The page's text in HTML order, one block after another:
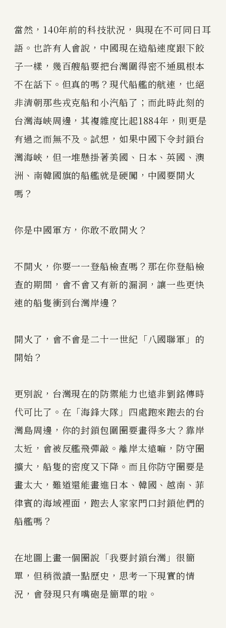
當然，140年前的科技狀況，與現在不可同日耳
語。也許有人會說，中國現在造船速度跟下餃
子一樣，幾百艘船要把台灣圍得密不通風根本
不在話下。但真的嗎？現代船艦的航速，也絕
非清朝那些戎克船和小汽船了；而此時此刻的
台灣海峽周邊，其複雜度比起1884年，則更是
有過之而無不及。試想，如果中國下令封鎖台
灣海峽，但一堆懸掛著美國、日本、英國、澳
洲、南韓國旗的船艦就是硬闖，中國要開火
嗎？
你是中國軍方，你敢不敢開火？
不開火，你要一一登船檢查嗎？那在你登船檢
查的期間，會不會又有新的漏洞，讓一些更快
速的船隻衝到台灣岸邊？
開火了，會不會是二十一世紀「八國聯軍」的
開始？
更別說，台灣現在的防禦能力也遠非劉銘傳時
代可比了。在「海鋒大隊」四處跑來跑去的台
灣島周邊，你的封鎖包圍圈要畫得多大？靠岸
太近，會被反艦飛彈敲。離岸太遠嘛，防守圈
擴大，船隻的密度又下降。而且你防守圈要是
畫太大，難道還能畫進日本、韓國、越南、菲
律賓的海域裡面，跑去人家家門口封鎖他們的
船艦嗎？
在地圖上畫一個圈說「我要封鎖台灣」很簡
單，但稍微讀一點歷史，思考一下現實的情
況，會發現只有嘴砲是簡單的啦。